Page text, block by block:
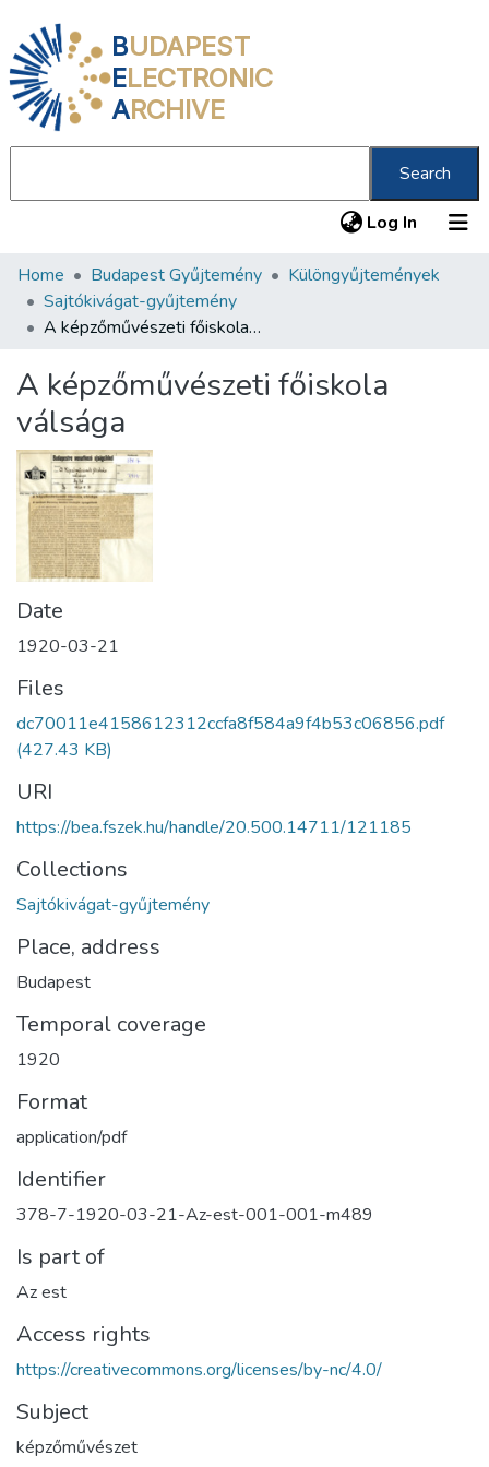
BUDAPEST
ELECTRONIC
ARCHIVE
Search
Log In (current)
Communities & Collections
All of DSpace
About us
Home Budapest Gyűjtemény
Különgyűjtemények
Sajtókivágat-gyűjtemény
A képzőművészeti főiskola válsága
A képzőművészeti főiskola
válsága
Date
1920-03-21
Files
dc70011e4158612312ccfa8f584a9f4b53c06856.pdf
(427.43 KB)
URI
https://bea.fszek.hu/handle/20.500.14711/121185
Collections
Sajtókivágat-gyűjtemény
Place, address
Budapest
Temporal coverage
1920
Format
application/pdf
Identifier
378-7-1920-03-21-Az-est-001-001-m489
Is part of
Az est
Access rights
https://creativecommons.org/licenses/by-nc/4.0/
Subject
képzőművészet